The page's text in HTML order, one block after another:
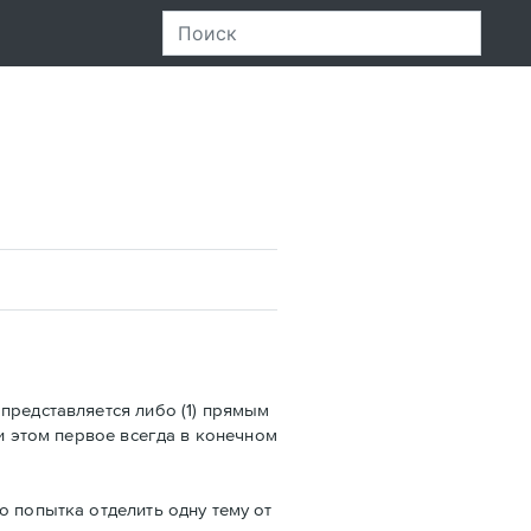
либо (1) прямым
этом первое всегда в конечном
попытка отделить одну тему от